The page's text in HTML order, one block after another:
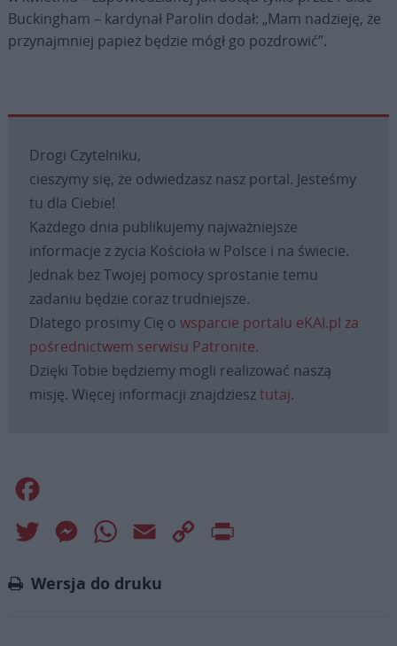
Buckingham – kardynał Parolin dodał: „Mam nadzieję, że
przynajmniej papież będzie mógł go pozdrowić”.
Drogi Czytelniku,
cieszymy się, że odwiedzasz nasz portal. Jesteśmy
tu dla Ciebie!
Każdego dnia publikujemy najważniejsze
informacje z życia Kościoła w Polsce i na świecie.
Jednak bez Twojej pomocy sprostanie temu
zadaniu będzie coraz trudniejsze.
Dlatego prosimy Cię o wsparcie portalu eKAI.pl za
pośrednictwem serwisu Patronite.
Dzięki Tobie będziemy mogli realizować naszą
misję. Więcej informacji znajdziesztutaj.
Twitter MessengerWhatsApp
Email
Copy
Wersja do druku